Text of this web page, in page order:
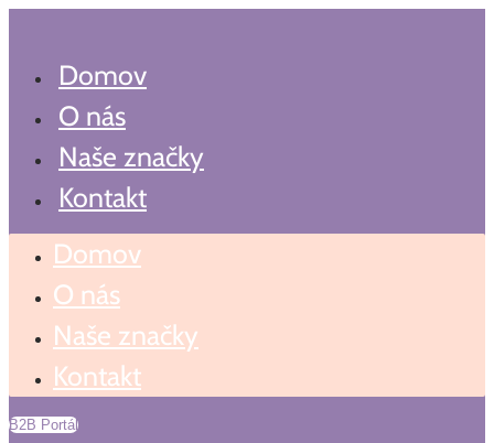
Preskočiť
Domov
O nás
Naše značky
Kontakt
Domov
O nás
Naše značky
Kontakt
B2B Portál
Search